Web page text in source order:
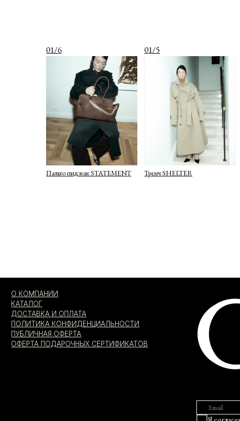
01/6
Пальто пиджак STATEMENT
01/5
Тренч SHELTER
Я согласен с
согласие